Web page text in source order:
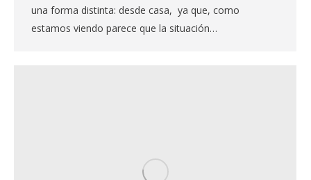
una forma distinta: desde casa, ya que, como
estamos viendo parece que la situación…